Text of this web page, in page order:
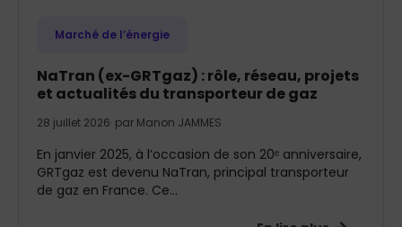
Marché de l’énergie
NaTran (ex-GRTgaz) : rôle, réseau, projets
et actualités du transporteur de gaz
28 juillet 2026· par Manon JAMMES
En janvier 2025, à l’occasion de son 20ᵉ anniversaire,
GRTgaz est devenu NaTran, principal transporteur
de gaz en France. Ce...